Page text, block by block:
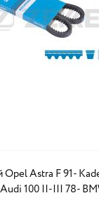
Opel Astra F 91-
100 II-III 78-